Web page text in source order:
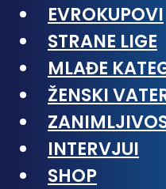
EVROKUPOVI
STRANE LIGE
MLAĐE
ŽENSKI
INTERVJUI
SHOP